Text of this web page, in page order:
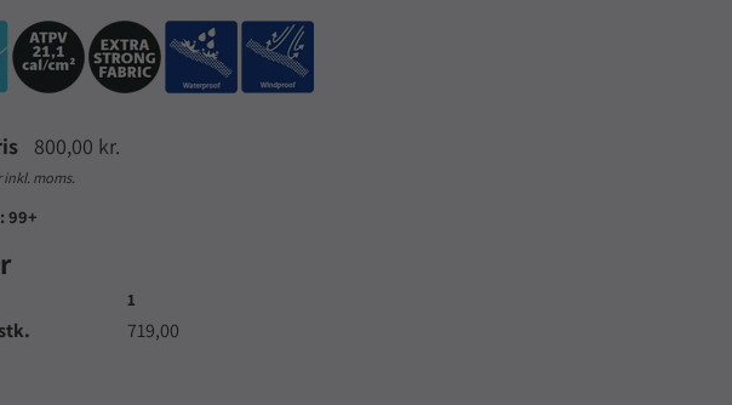
800,00 kr.
inkl. moms.
99+
1
719,00